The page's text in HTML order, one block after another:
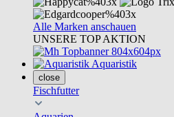
Alle Marken anschauen
UNSERE TOP AKTION
Aquaristik
close
Fischfutter